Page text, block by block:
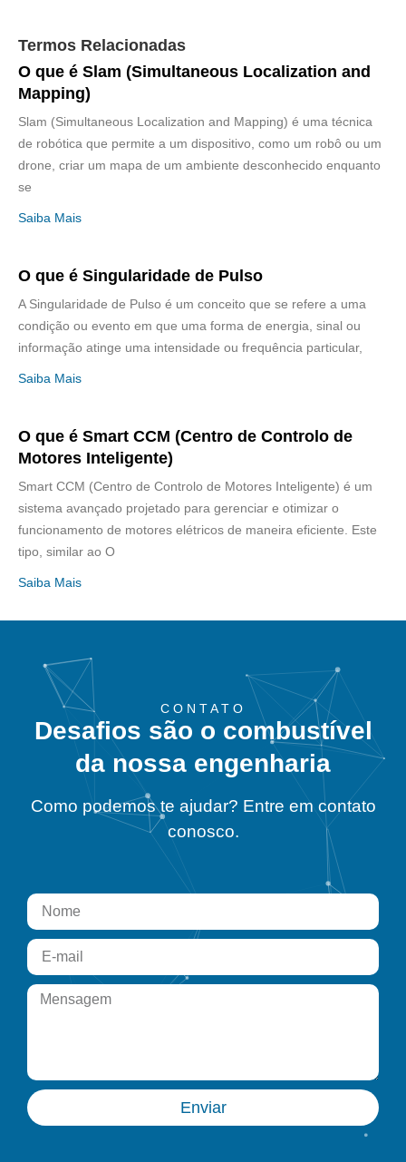
Termos Relacionadas
O que é Slam (Simultaneous Localization and
Mapping)
Slam (Simultaneous Localization and Mapping) é uma técnica
de robótica que permite a um dispositivo, como um robô ou um
drone, criar um mapa de um ambiente desconhecido enquanto
se
Saiba Mais
O que é Singularidade de Pulso
A Singularidade de Pulso é um conceito que se refere a uma
condição ou evento em que uma forma de energia, sinal ou
informação atinge uma intensidade ou frequência particular,
Saiba Mais
O que é Smart CCM (Centro de Controlo de
Motores Inteligente)
Smart CCM (Centro de Controlo de Motores Inteligente) é um
sistema avançado projetado para gerenciar e otimizar o
funcionamento de motores elétricos de maneira eficiente. Este
tipo, similar ao O
Saiba Mais
CONTATO
Desafios são o combustível
da nossa engenharia
Como podemos te ajudar? Entre em contato
conosco.
Enviar